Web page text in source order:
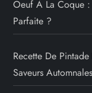
Oeuf À La Coque :
Parfaite ?
Recette De
Saveurs Automnales